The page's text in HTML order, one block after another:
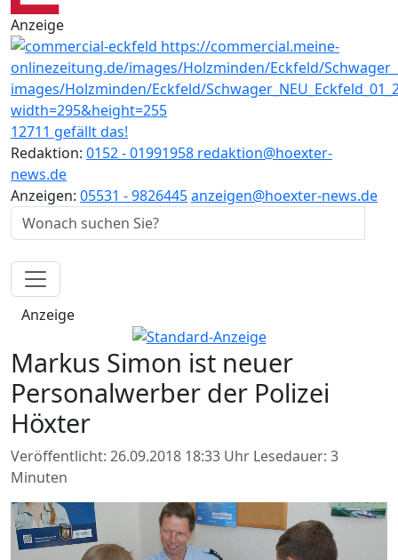
Anzeige
12711 gefällt das!
Redaktion: 0152 - 01991958 redaktion@hoexter-
news.de
Anzeigen: 05531 - 9826445anzeigen@hoexter-news.de
Anzeige
Markus Simon ist neuer
Personalwerber der Polizei
Höxter
Veröffentlicht: 26.09.2018 18:33 Uhr Lesedauer: 3
Minuten